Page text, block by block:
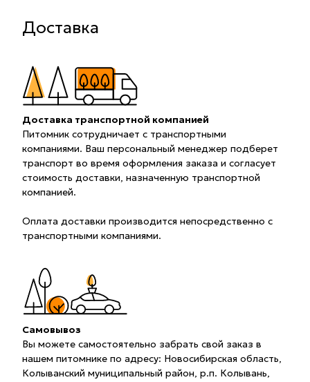
Доставка
Доставка транспортной компанией
Питомник сотрудничает с транспортными
компаниями. Ваш персональный менеджер подберет
транспорт во время оформления заказа и согласует
стоимость доставки, назначенную транспортной
компанией.
Оплата доставки производится непосредственно с
транспортными компаниями.
Самовывоз
Вы можете самостоятельно забрать свой заказ в
нашем питомнике по адресу: Новосибирская область,
Колыванский муниципальный район, р.п. Колывань,